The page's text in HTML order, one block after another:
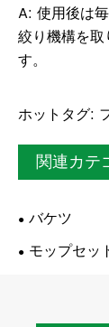
A: 使用後は
絞り機構を
す。
ホットタグ:
関連カテ
バケツ
モップセッ